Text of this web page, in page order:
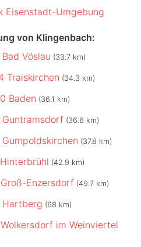
Eisenstadt-Umgebung
von Klingenbach:
Vöslau (33.7 km)
Traiskirchen (34.3 km)
Baden (36.1 km)
(36.6 km)
(37.8 km)
(42.9 km)
Enzersdorf (49.7 km)
Hartberg (68 km)
im Weinviertel